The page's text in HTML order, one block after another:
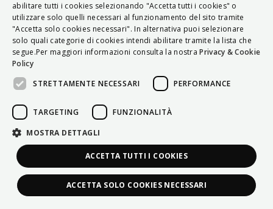
HUNGARIAN
DEUTSCH
POLSKI
PORTUGUÊS
abilitare tutti i cookies selezionando "Accetta tutti i cookies" o
utilizzare solo quelli necessari al funzionamento del sito tramite
"Accetta solo cookies necessari". In alternativa puoi selezionare
solo quali categorie di cookies intendi abilitare tramite la lista che
segue.Per maggiori informazioni consulta la nostra Privacy & Cookie
Policy
STRETTAMENTE NECESSARI
PERFORMANCE
TARGETING FUNZIONALITÀ
MOSTRA DETTAGLI
ACCETTA TUTTI I COOKIES
ACCETTA SOLO COOKIES NECESSARI